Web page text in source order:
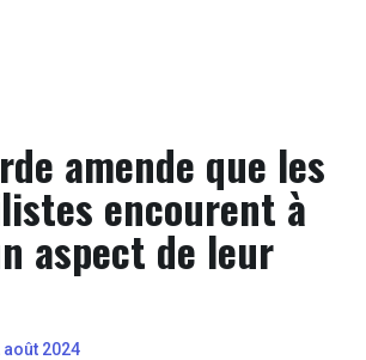
amende que les
encourent à
aspect de leur
août 2024